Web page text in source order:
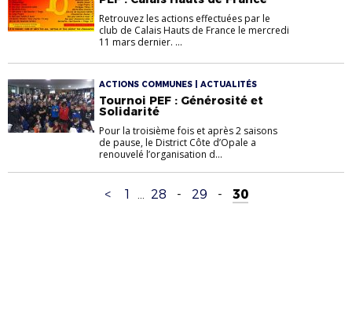
Retrouvez les actions effectuées par le
club de Calais Hauts de France le mercredi
11 mars dernier. ...
ACTIONS COMMUNES | ACTUALITÉS
Tournoi PEF : Générosité et
Solidarité
Pour la troisième fois et après 2 saisons
de pause, le District Côte d’Opale a
renouvelé l’organisation d...
< 1 ... 28 - 29 - 30